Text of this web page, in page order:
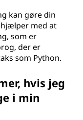
kan gøre din
med at
som er
der er
som Python.
hvis jeg
i min